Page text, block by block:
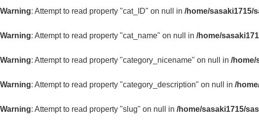
Warning: Attempt to read property "cat_ID" on null in /home/sasaki1715/
Warning: Attempt to read property "cat_name" on null in /home/
Warning: Attempt to read property "category_nicename" on null in /home/
Warning: Attempt to read property "category_description" on null in /
Warning: Attempt to read property "slug" on null in /home/sasaki1715/